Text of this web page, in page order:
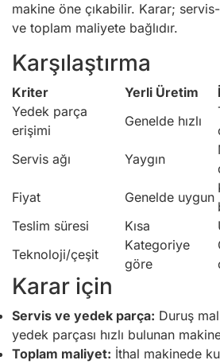
makine öne çıkabilir. Karar;
ve toplam maliyete bağlıdır.
Karşılaştırma
Kriter Yerli Üretim
Yedek parça
erişimi
Genelde hızlı
Servis ağı
Yaygın
Fiyat
Genelde uygun
Teslim süresi
Kısa
Teknoloji/çeşit
Kategoriye
göre
Karar için
Servis ve yedek parça: Duruş
yedek parçası hızlı bulunan
Toplam maliyet: İthal makinede